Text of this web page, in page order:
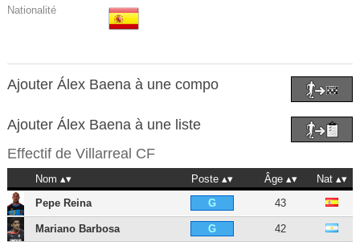
Nationalité
Ajouter Álex Baena à une compo
Ajouter Álex Baena à une liste
Effectif de Villarreal CF
Nom Poste Âge
Nat
Pepe Reina
G 43
Mariano Barbosa G 42